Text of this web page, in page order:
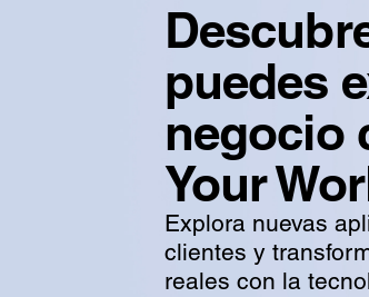
puedes
negocio
Your
Explora nuevas
clientes y
reales con la